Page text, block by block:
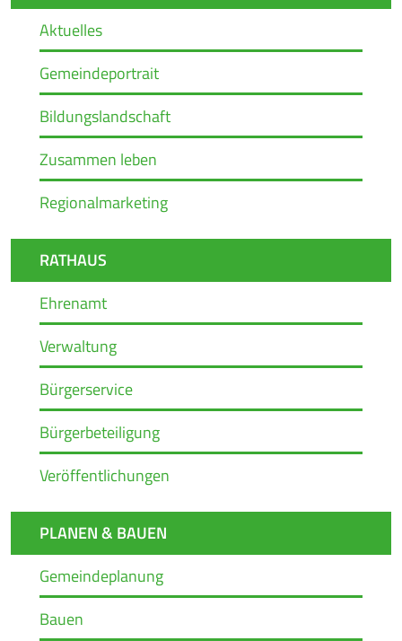
Aktuelles
Gemeindeportrait
Bildungslandschaft
Zusammen leben
Regionalmarketing
RATHAUS
Ehrenamt
Verwaltung
Bürgerservice
Bürgerbeteiligung
Veröffentlichungen
PLANEN & BAUEN
Gemeindeplanung
Bauen